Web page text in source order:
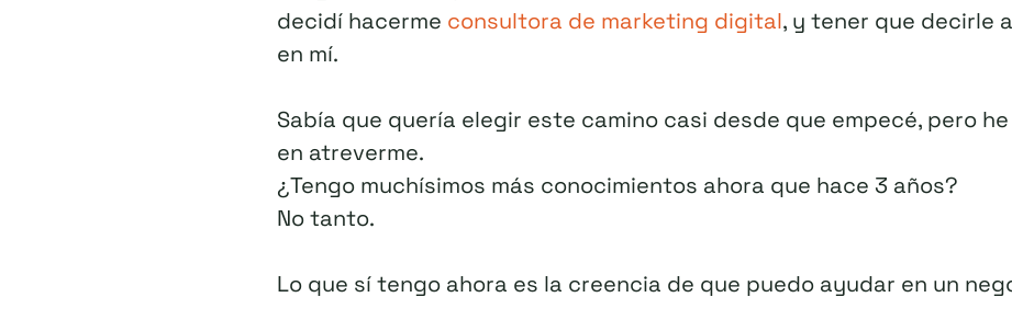
decidí hacerme consultora de marketing digital, y tener que decirle
en mí.
Sabía que quería elegir este camino casi desde que empecé, pero
en atreverme.
¿Tengo muchísimos más conocimientos ahora que hace 3 años?
No tanto.
Lo que sí tengo ahora es la creencia de que puedo ayudar en un